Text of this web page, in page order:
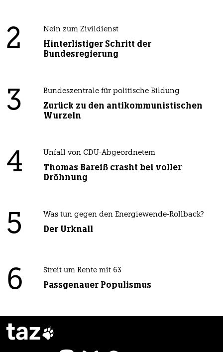
2 Nein zum Zivildienst
Hinterlistiger Schritt der
Bundesregierung
3 Bundeszentrale für politische Bildung
Zurück zu den antikommunistischen
Wurzeln
4 Unfall von CDU-Abgeordnetem
Thomas Bareiß crasht bei voller
Dröhnung
5 Was tun gegen den Energiewende-Rollback?
Der Urknall
6 Streit um Rente mit 63
Passgenauer Populismus
taz